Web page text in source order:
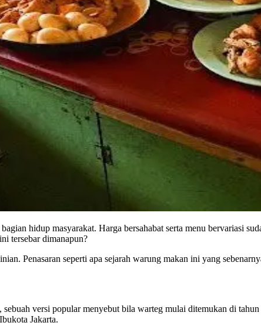
hidup masyarakat. Harga bersahabat serta menu bervariasi
tersebar dimanapun?
Penasaran seperti apa sejarah warung makan ini yang
versi popular menyebut bila warteg mulai ditemukan di
Jakarta.